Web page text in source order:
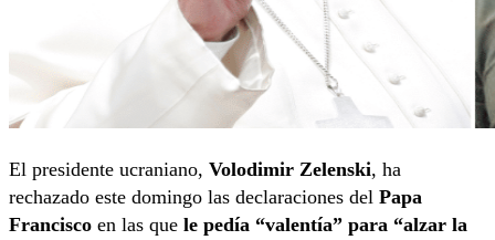
El presidente ucraniano, Volodimir Zelenski, ha
rechazado este domingo las declaraciones del Papa
Francisco en las que le pedía “valentía” para “alzar la